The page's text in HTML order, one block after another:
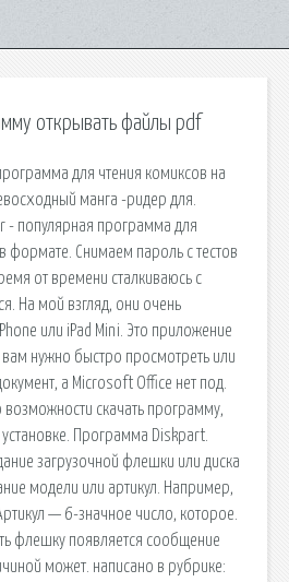
открывать файлы pdf
для чтения комиксов на
манга -ридер для.
- популярная программа для
формате. Снимаем пароль с тестов
от времени сталкиваюсь с
На мой взгляд, они очень
или iPad Mini. Это приложение
нужно быстро просмотреть или
а Microsoft Office нет под.
скачать программу,
Программа Diskpart.
загрузочной флешки или диска
модели или артикул. Например,
— 6-значное число, которое.
флешку появляется сообщение
может. написано в рубрике: